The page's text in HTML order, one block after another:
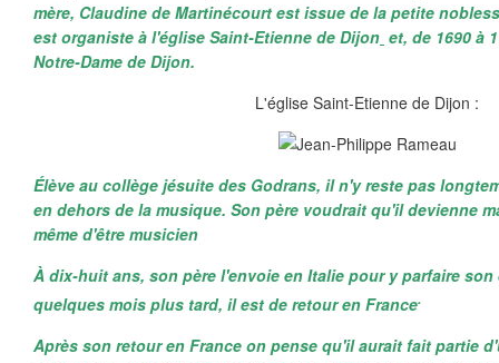
mère, Claudine de Martinécourt est issue de la petite
est organiste à l'église Saint-Etienne de Dijon et, de 1690 à
Notre-Dame de Dijon.
L'église Saint-Etienne de Dijon :
Élève au collège jésuite des Godrans, il n'y reste pas
en dehors de la musique. Son père voudrait qu'il devienne
même d'être musicien
À dix-huit ans, son père l'envoie en Italie pour y parfaire
quelques mois plus tard, il est de retour en France.
Après son retour en France on pense qu'il aurait fait partie